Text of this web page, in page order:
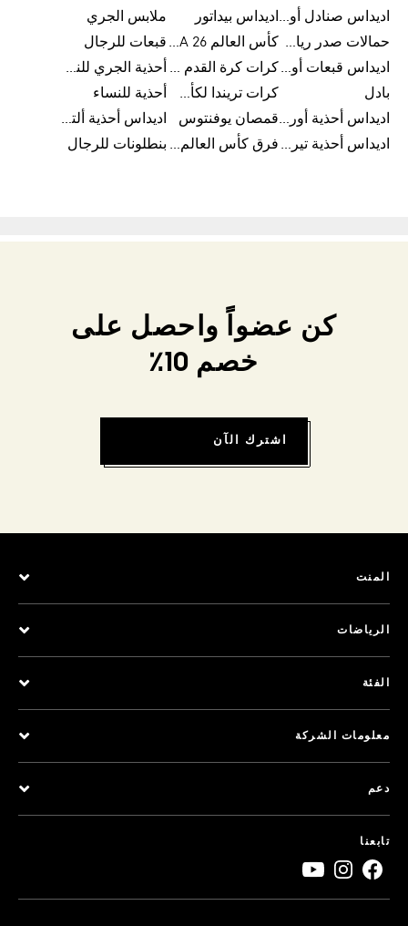
اديداس صنادل أورجينال للنساء اديداس بيداتور
ملابس الجري
حمالات صدر رياضية
كأس العالم FIFA 26™ قبعات للرجال
اديداس قبعات أورجينال للرجال
كرات كرة القدم للرجال
أحذية الجري للنساء
بادل
كرات تريندا لكأس العالم FIFA 26™
أحذية للنساء
اديداس أحذية أورجينال للرجالقمصان يوفنتوس
اديداس أحذية ألترا بوست للرجال
اديداس أحذية تيريكس
فرق كأس العالم FIFA 26™ بنطلونات للرجال
كن عضواً واحصل على
خصم 10٪
اشترك الآن
المنت
الرياضات
الفئة
معلومات الشركة
دعم
تابعنا